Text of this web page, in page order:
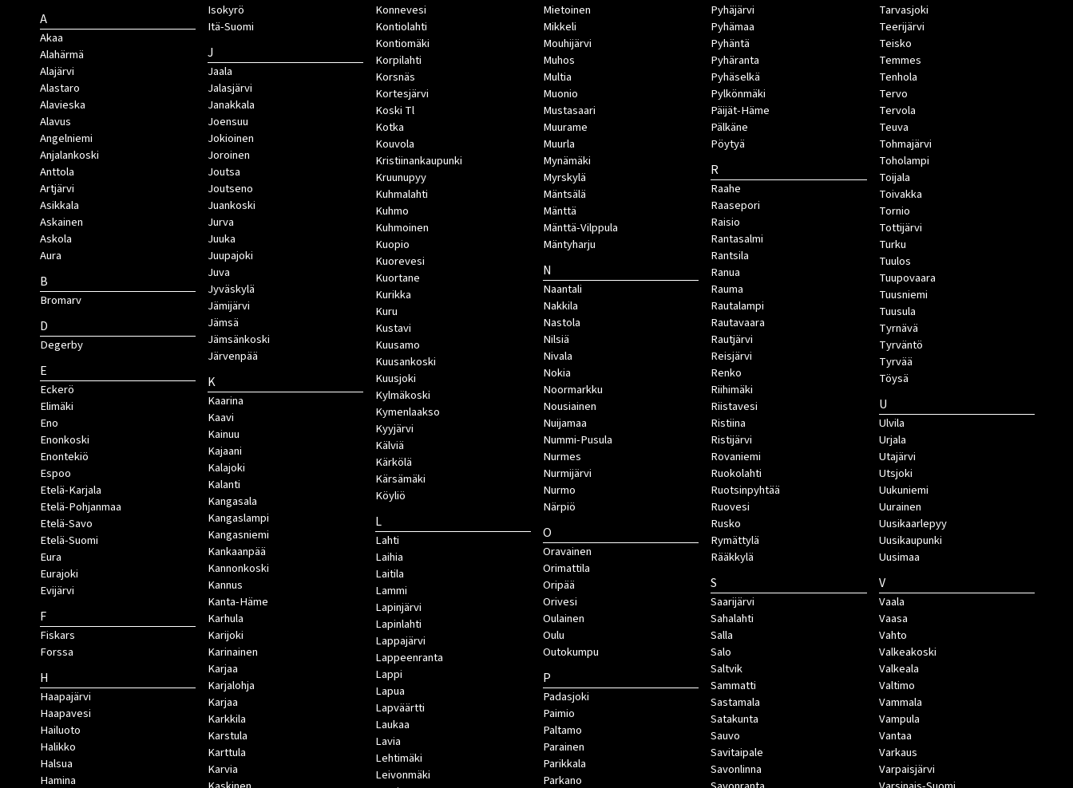
A
Akaa
Alahärmä
Alajärvi
Alastaro
Alavieska
Alavus
Angelniemi
Anjalankoski
Anttola
Artjärvi
Asikkala
Askainen
Askola
Aura
B
Bromarv
D
Degerby
E
Eckerö
Elimäki
Eno
Enonkoski
Enontekiö
Espoo
Etelä-Karjala
Etelä-Pohjanmaa
Etelä-Savo
Etelä-Suomi
Eura
Eurajoki
Evijärvi
F
Fiskars
Forssa
H
Haapajärvi
Haapavesi
Hailuoto
Halikko
Halsua
Hamina
Isokyrö
Itä-Suomi
J
Jaala
Jalasjärvi
Janakkala
Joensuu
Jokioinen
Joroinen
Joutsa
Joutseno
Juankoski
Jurva
Juuka
Juupajoki
Juva
Jyväskylä
Jämijärvi
Jämsä
Jämsänkoski
Järvenpää
K
Kaarina
Kaavi
Kainuu
Kajaani
Kalajoki
Kalanti
Kangasala
Kangaslampi
Kangasniemi
Kankaanpää
Kannonkoski
Kannus
Kanta-Häme
Karhula
Karijoki
Karinainen
Karjaa
Karjalohja
Karjaa
Karkkila
Karstula
Karttula
Karvia
Konnevesi
Kontiolahti
Kontiomäki
Korpilahti
Korsnäs
Kortesjärvi
Koski Tl
Kotka
Kouvola
Kristiinankaupunki
Kruunupyy
Kuhmalahti
Kuhmo
Kuhmoinen
Kuopio
Kuorevesi
Kuortane
Kurikka
Kuru
Kustavi
Kuusamo
Kuusankoski
Kuusjoki
Kylmäkoski
Kymenlaakso
Kyyjärvi
Kälviä
Kärkölä
Kärsämäki
Köyliö
L
Lahti
Laihia
Laitila
Lammi
Lapinjärvi
Lapinlahti
Lappajärvi
Lappeenranta
Lappi
Lapua
Lapväärtti
Laukaa
Lavia
Lehtimäki
Leivonmäki
Mietoinen
Mikkeli
Mouhijärvi
Muhos
Multia
Muonio
Mustasaari
Muurame
Muurla
Mynämäki
Myrskylä
Mäntsälä
Mänttä
Mänttä-Vilppula
Mäntyharju
N
Naantali
Nakkila
Nastola
Nilsiä
Nivala
Nokia
Noormarkku
Nousiainen
Nuijamaa
Nummi-Pusula
Nurmes
Nurmijärvi
Nurmo
Närpiö
O
Oravainen
Orimattila
Oripää
Orivesi
Oulainen
Oulu
Outokumpu
P
Padasjoki
Paimio
Paltamo
Parainen
Parikkala
Parkano
Pyhäjärvi
Pyhämaa
Pyhäntä
Pyhäranta
Pyhäselkä
Pylkönmäki
Päijät-Häme
Pälkäne
Pöytyä
R
Raahe
Raasepori
Raisio
Rantasalmi
Rantsila
Ranua
Rauma
Rautalampi
Rautavaara
Rautjärvi
Reisjärvi
Renko
Riihimäki
Riistavesi
Ristiina
Ristijärvi
Rovaniemi
Ruokolahti
Ruotsinpyhtää
Ruovesi
Rusko
Rymättylä
Rääkkylä
S
Saarijärvi
Sahalahti
Salla
Salo
Saltvik
Sammatti
Sastamala
Satakunta
Sauvo
Savitaipale
Savonlinna
Tarvasjoki
Teerijärvi
Teisko
Temmes
Tenhola
Tervo
Tervola
Teuva
Tohmajärvi
Toholampi
Toijala
Toivakka
Tornio
Tottijärvi
Turku
Tuulos
Tuupovaara
Tuusniemi
Tuusula
Tyrnävä
Tyrväntö
Tyrvää
Töysä
U
Ulvila
Urjala
Utajärvi
Utsjoki
Uukuniemi
Uurainen
Uusikaarlepyy
Uusikaupunki
Uusimaa
V
Vaala
Vaasa
Vahto
Valkeakoski
Valkeala
Valtimo
Vammala
Vampula
Vantaa
Varkaus
Varpaisjärvi